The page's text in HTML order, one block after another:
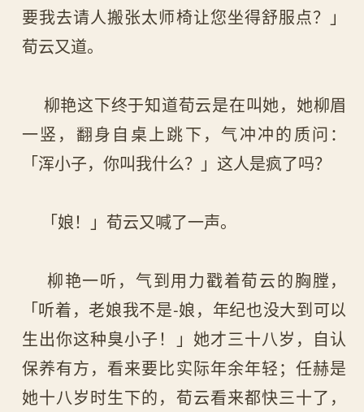
要我去请人搬张太师椅让您坐得舒服点？」
荀云又道。
柳艳这下终于知道荀云是在叫她，她柳眉
一竖，翻身自桌上跳下，气冲冲的质问：
「浑小子，你叫我什么？」这人是疯了吗？
「娘！」荀云又喊了一声。
柳艳一听，气到用力戳着荀云的胸膛，
「听着，老娘我不是-娘，年纪也没大到可以
生出你这种臭小子！」她才三十八岁，自认
保养有方，看来要比实际年余年轻；任赫是
她十八岁时生下的，荀云看来都快三十了，